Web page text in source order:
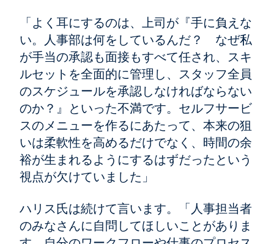
「よく耳にするのは、上司が『手に負えな
い。人事部は何をしているんだ？ なぜ私
が手当の承認も面接もすべて任され、スキ
ルセットを全面的に管理し、スタッフ全員
のスケジュールを承認しなければならない
のか？』といった不満です。セルフサービ
スのメニューを作るにあたって、本来の狙
いは柔軟性を高めるだけでなく、時間の余
裕が生まれるようにするはずだったという
視点が欠けていました」
ハリス氏は続けて言います。「人事担当者
のみなさんに自問してほしいことがありま